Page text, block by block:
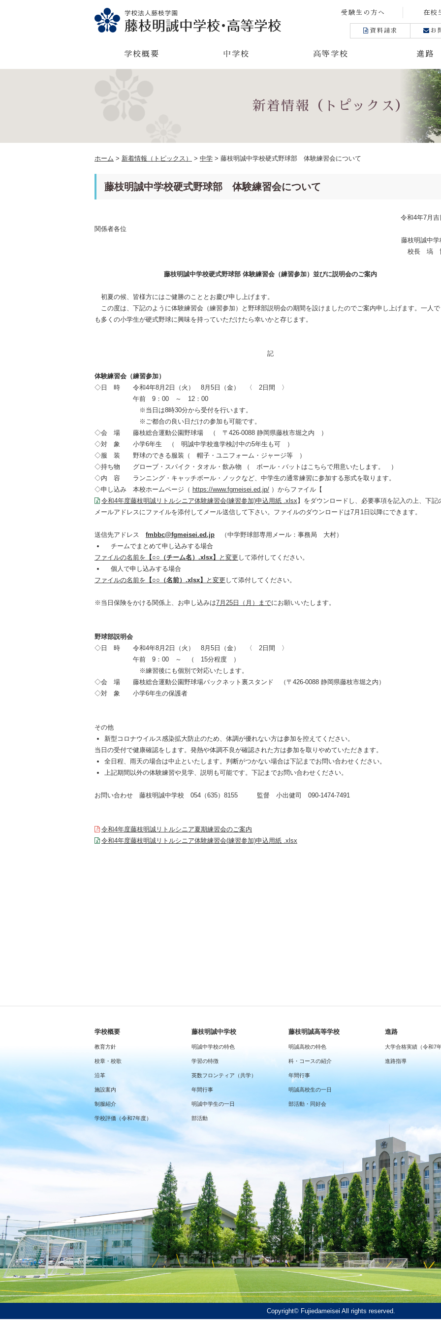
学校概要 中学校 高等学校 進路
受験生の方へ 在校
資料請求 お
新着情報（トピックス）
ホーム > 新着情報（トピックス） > 中学 > 藤枝明誠中学校硬式野球部 体験練習会について
藤枝明誠中学校硬式野球部 体験練習会について
令和4年7月吉
関係者各位
藤枝明誠中学
校長 塙
藤枝明誠中学校硬式野球部 体験練習会（練習参加）並びに説明会のご案内
初夏の候、皆様方にはご健勝のこととお慶び申し上げます。
この度は、下記のように体験練習会（練習参加）と野球部説明会の期間を設けましたのでご案内申し上げます。一人で
も多くの小学生が硬式野球に興味を持っていただけたら幸いかと存じます。
記
体験練習会（練習参加）
◇日 時 令和4年8月 2 日（火） 8月 5 日（金） 〈 2 日間 〉
午前 9 ： 00 ～ 12 ： 00
※当日は8時30分から受付を行います。
※ご都合の良い日だけの参加も可能です。
◇会 場 藤枝総合運動公園野球場 （ 〒 426-0088 静岡県藤枝市堀之内 ）
◇対 象 小学6年生 （ 明誠中学校進学検討中の5年生も可 ）
◇服 装 野球のできる服装（ 帽子・ユニフォーム・ジャージ等 ）
◇持ち物 グローブ・スパイク・タオル・飲み物 （ ボール・バットはこちらで用意いたします。 ）
◇内 容 ランニング・キャッチボール・ノックなど、中学生の通常練習に参加する形式を取ります。
◇申し込み 本校ホームページ（ https://www.fgmeisei.ed.jp/ ）からファイル【
令和4年度藤枝明誠リトルシニア体験練習会(練習参加)申込用紙 .xlsx 】をダウンロードし、必要事項を記入の上、下記
メールアドレスにファイルを添付してメール送信して下さい。ファイルのダウンロードは7月 1 日以降にできます。
送信先アドレス fmbbc@fgmeisei.ed.jp
（中学野球部専用メール：事務局 大村）
チームでまとめて申し込みする場合
ファイルの名前を 【○○（チーム名） .xlsx】 と変更 して添付してください。
個人で申し込みする場合
ファイルの名前を 【○○（名前） .xlsx】 と変更 して添付してください。
※当日保険をかける関係上、お申し込みは7月 25 日（月）までにお願いいたします。
野球部説明会
◇日 時 令和4年8月 2 日（火） 8月 5 日（金） 〈 2 日間 〉
午前 9 ： 00 ～ （ 15分程度 ）
※練習後にも個別で対応いたします。
◇会 場 藤枝総合運動公園野球場バックネット裏スタンド （〒 426-0088 静岡県藤枝市堀之内）
◇対 象 小学6年生の保護者
その他
新型コロナウイルス感染拡大防止のため、体調が優れない方は参加を控えてください。
当日の受付で健康確認をします。発熱や体調不良が確認された方は参加を取りやめていただきます。
全日程、雨天の場合は中止といたします。判断がつかない場合は下記までお問い合わせください。
上記期間以外の体験練習や見学、説明も可能です。下記までお問い合わせください。
お問い合わせ 藤枝明誠中学校 054 （635） 8155 監督 小出健司 090-1474-7491
令和4年度藤枝明誠リトルシニア夏期練習会のご案内
令和4年度藤枝明誠リトルシニア体験練習会(練習参加)申込用紙 .xlsx
学校概要
教育方針
校章・校歌
沿革
施設案内
制服紹介
学校評価（令和7年度）
藤枝明誠中学校
明誠中学校の特色
学習の特徴
英数フロンティア（共学）
年間行事
明誠中学生の一日
部活動
藤枝明誠高等学校
明誠高校の特色
科・コースの紹介
年間行事
明誠高校生の一日
部活動・同好会
進路
大学合格実績（令和7
進路指導
Copyright© Fujiedameisei All rights reserved.